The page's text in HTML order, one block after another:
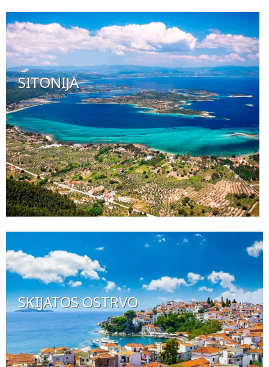
SITONIJA
SKIJATOS OSTRVO